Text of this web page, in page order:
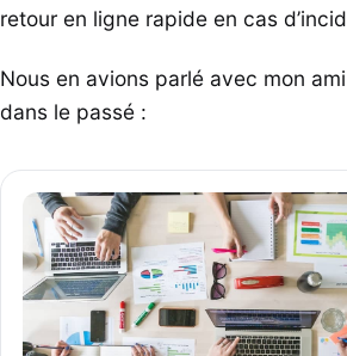
retour en ligne rapide en cas
Nous en avions parlé avec mon
dans le passé :